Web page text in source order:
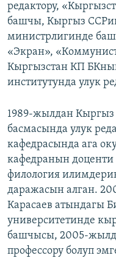
редактору,
башчы, Кыргыз
министрлигинде
«Экран»,
Кыргызстан КП
институтунда улук
1989-жылдан Кыргыз
басмасында улук
кафедрасында ага
кафедранын
филология
даражасын алган.
Карасаев атындагы
университетинде
башчысы, 2005-
профессору болуп